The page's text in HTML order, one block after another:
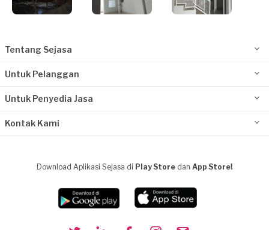
Tentang Sejasa
Untuk Pelanggan
Untuk Penyedia Jasa
Kontak Kami
Download Aplikasi Sejasa di Play Store dan App Store!